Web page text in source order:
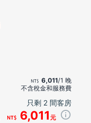
6,011/1 晚
不含稅金和服務費
只剩 2 間客房
6,011 元